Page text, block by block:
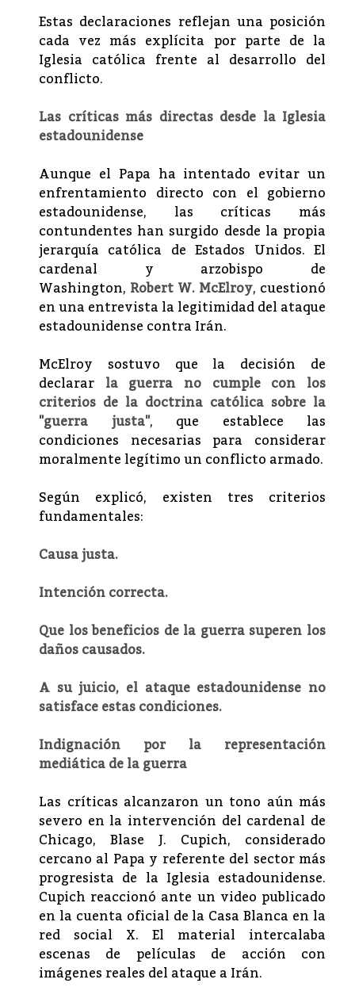
Estas declaraciones reflejan una posición
cada vez más explícita por parte de la
Iglesia católica frente al desarrollo del
conflicto.
Las críticas más directas desde la Iglesia
estadounidense
Aunque el Papa ha intentado evitar un
enfrentamiento directo con el gobierno
estadounidense, las críticas más
contundentes han surgido desde la propia
jerarquía católica de Estados Unidos. El
cardenal y arzobispo de
Washington, Robert W. McElroy, cuestionó
en una entrevista la legitimidad del ataque
estadounidense contra Irán.
McElroy sostuvo que la decisión de
declarar la guerra no cumple con los
criterios de la doctrina católica sobre la
"guerra justa", que establece las
condiciones necesarias para considerar
moralmente legítimo un conflicto armado.
Según explicó, existen tres criterios
fundamentales:
Causa justa.
Intención correcta.
Que los beneficios de la guerra superen los
daños causados.
A su juicio, el ataque estadounidense no
satisface estas condiciones.
Indignación por la representación
mediática de la guerra
Las críticas alcanzaron un tono aún más
severo en la intervención del cardenal de
Chicago, Blase J. Cupich, considerado
cercano al Papa y referente del sector más
progresista de la Iglesia estadounidense.
Cupich reaccionó ante un video publicado
en la cuenta oficial de la Casa Blanca en la
red social X. El material intercalaba
escenas de películas de acción con
imágenes reales del ataque a Irán.